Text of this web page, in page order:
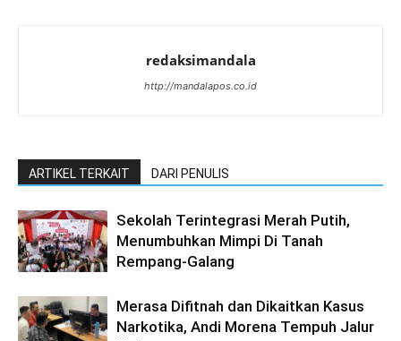
redaksimandala
http://mandalapos.co.id
ARTIKEL TERKAIT DARI PENULIS
Sekolah Terintegrasi Merah Putih,
Menumbuhkan Mimpi Di Tanah
Rempang-Galang
Merasa Difitnah dan Dikaitkan Kasus
Narkotika, Andi Morena Tempuh Jalur